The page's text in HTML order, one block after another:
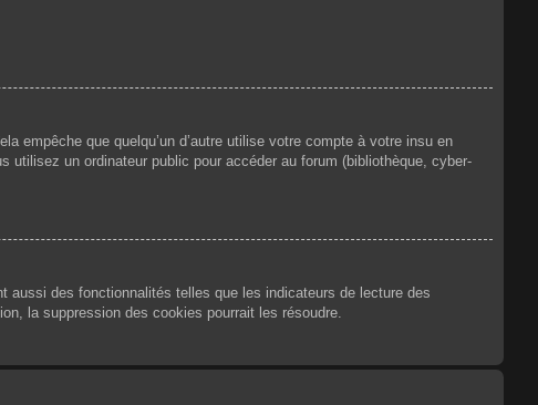
empêche que quelqu’un d’autre utilise votre compte à votre insu en
utilisez un ordinateur public pour accéder au forum (bibliothèque, cyber-
aussi des fonctionnalités telles que les indicateurs de lecture des
la suppression des cookies pourrait les résoudre.